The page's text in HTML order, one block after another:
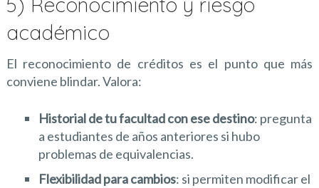
académico
El reconocimiento de créditos es el punto que más
conviene blindar. Valora:
Historial de tu facultad con ese destino: pregunta
a estudiantes de años anteriores si hubo
problemas de equivalencias.
Flexibilidad para cambios: si permiten modificar el